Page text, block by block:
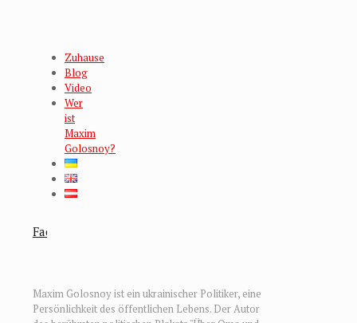
Zuhause
Blog
Video
Wer
ist
Maxim
Golosnoy?
Facebook
Maxim Golosnoy ist ein ukrainischer Politiker, eine
Persönlichkeit des öffentlichen Lebens. Der Autor